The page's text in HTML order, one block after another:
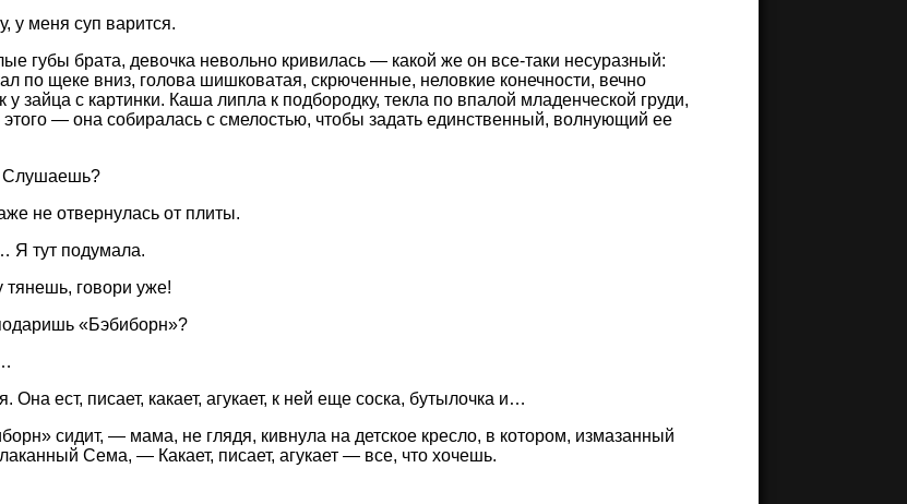
меня суп варится.
губы брата, девочка невольно кривилась — какой же он все-таки несуразный:
по щеке вниз, голова шишковатая, скрюченные, неловкие конечности, вечно
у зайца с картинки. Каша липла к подбородку, текла по впалой младенческой груди,
— она собиралась с смелостью, чтобы задать единственный, волнующий ее
не отвернулась от плиты.
Я тут подумала.
говори уже!
«Бэбиборн»?
Она ест, писает, какает, агукает, к ней еще соска, бутылочка и…
сидит, — мама, не глядя, кивнула на детское кресло, в котором, измазанный
Сема, — Какает, писает, агукает — все, что хочешь.